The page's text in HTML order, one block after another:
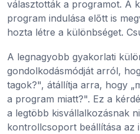
választották a programot. A
program indulása előtt is
hozta létre a különbséget.
A legnagyobb gyakorlati
gondolkodásmódját arról,
tagok?", átállítja arra, hogy
a program miatt?". Ez a
a legtöbb kisvállalkozásnak
kontrollcsoport beállítása az